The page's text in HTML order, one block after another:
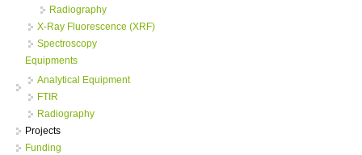
Radiography
X-Ray Fluorescence (XRF)
Spectroscopy
Equipments
Analytical Equipment
FTIR
Radiography
Projects
Funding